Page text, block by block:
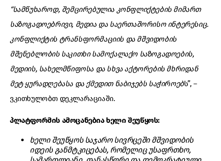
“სამწუხაროდ, შემცირებულია კონფლიქტების მიმართ
საზოგადოებრივი, მედია და საერთაშორისო ინტერესიც.
კონფლიქტის ტრანსფორმაციის და მშვიდობის
მშენებლობის საკითხი სამოქალაქო საზოგადოების,
მედიის, სახელმწიფოსა და სხვა აქტორების მხრიდან
მეტ ყურადღებასა და ქმედით ნაბიჯებს საჭიროებს”, –
ვკითხულობთ დეკლარაციაში.
პლატფორმის ამოცანებია ხელი შეუწყოს:
ხელი შეუწყოს საჯარო სივრცეში მშვიდობის
იდეის განმტკიცებას, რომელიც უსაფრთხო,